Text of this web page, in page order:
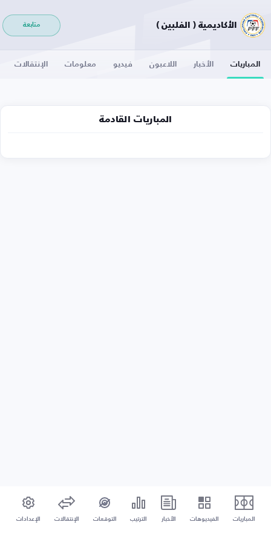
الأكاديمية ( الفلبين ) متابعة
المباريات الأخبار اللاعبون فيديو معلومات الإنتقالات
المباريات القادمة
المباريات الفيديوهات الأخبار الترتيب التوقعات الإنتقالات الإعدادات